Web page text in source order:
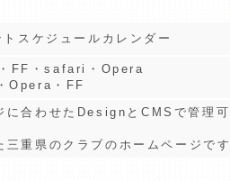
スケジュールカレンダー
FF・safari・Opera
Opera・FF
に合わせたDesignとCMSで管理
三重県のクラブのホームページです